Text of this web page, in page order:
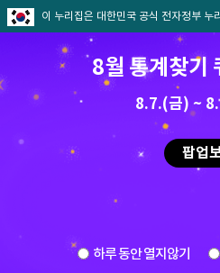
이 누리집은 대한민국 공식 전자정부 누
8월 통계찾기
8.7.(금) ~
팝업
하루 동안 열지않기